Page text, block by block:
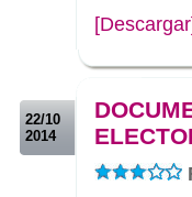
22/10
2014